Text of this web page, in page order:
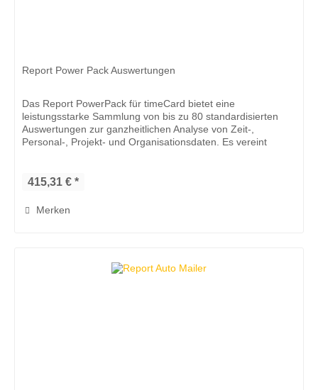
Report Power Pack Auswertungen
Das Report PowerPack für timeCard bietet eine
leistungsstarke Sammlung von bis zu 80 standardisierten
Auswertungen zur ganzheitlichen Analyse von Zeit-,
Personal-, Projekt- und Organisationsdaten. Es vereint
415,31 € *
Merken